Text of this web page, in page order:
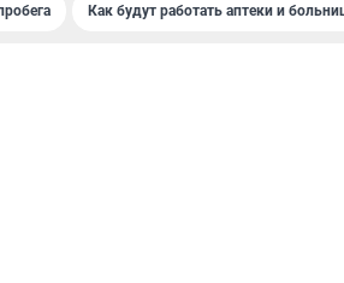
Как будут работать аптеки и